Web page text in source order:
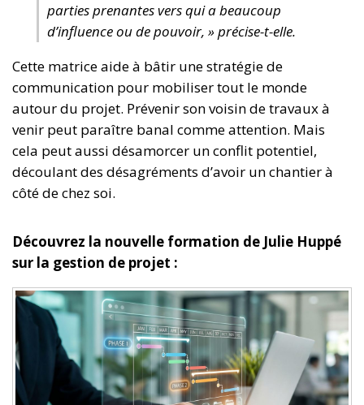
parties prenantes vers qui a beaucoup
d’influence ou de pouvoir, » précise-t-elle.
Cette matrice aide à bâtir une stratégie de
communication pour mobiliser tout le monde
autour du projet. Prévenir son voisin de travaux à
venir peut paraître banal comme attention. Mais
cela peut aussi désamorcer un conflit potentiel,
découlant des désagréments d’avoir un chantier à
côté de chez soi.
Découvrez la nouvelle formation de Julie Huppé
sur la gestion de projet :